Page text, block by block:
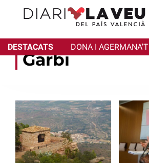
DESTACATS DONA I AGERMANA'T
Garbí